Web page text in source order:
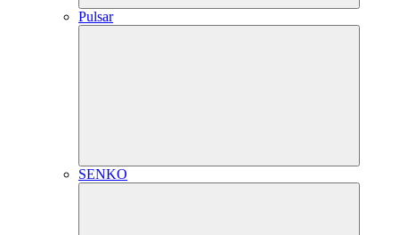
Pulsar
SENKO